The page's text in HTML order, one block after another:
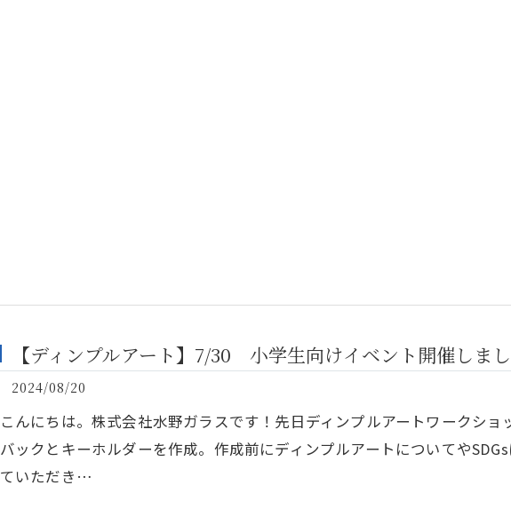
【ディンプルアート】7/30 小学生向けイベント開催しまし
2024/08/20
こんにちは。株式会社水野ガラスです！先日ディンプルアートワークショ
バックとキーホルダーを作成。作成前にディンプルアートについてや
ていただき…